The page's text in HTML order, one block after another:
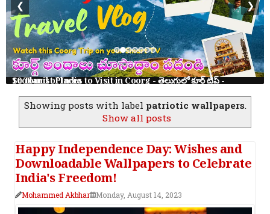
10 Tourist Places to Visit in Coorg - తెలుగులో కూర్గ్ ట్రిప్ - Scotland of India
❮ ❯
Showing posts with label patriotic wallpapers.
Show all posts
Happy Independence Day: Wishes and
Downloadable Wallpapers to Celebrate
India's Freedom!
Mohammed Akbhar Monday, August 14, 2023